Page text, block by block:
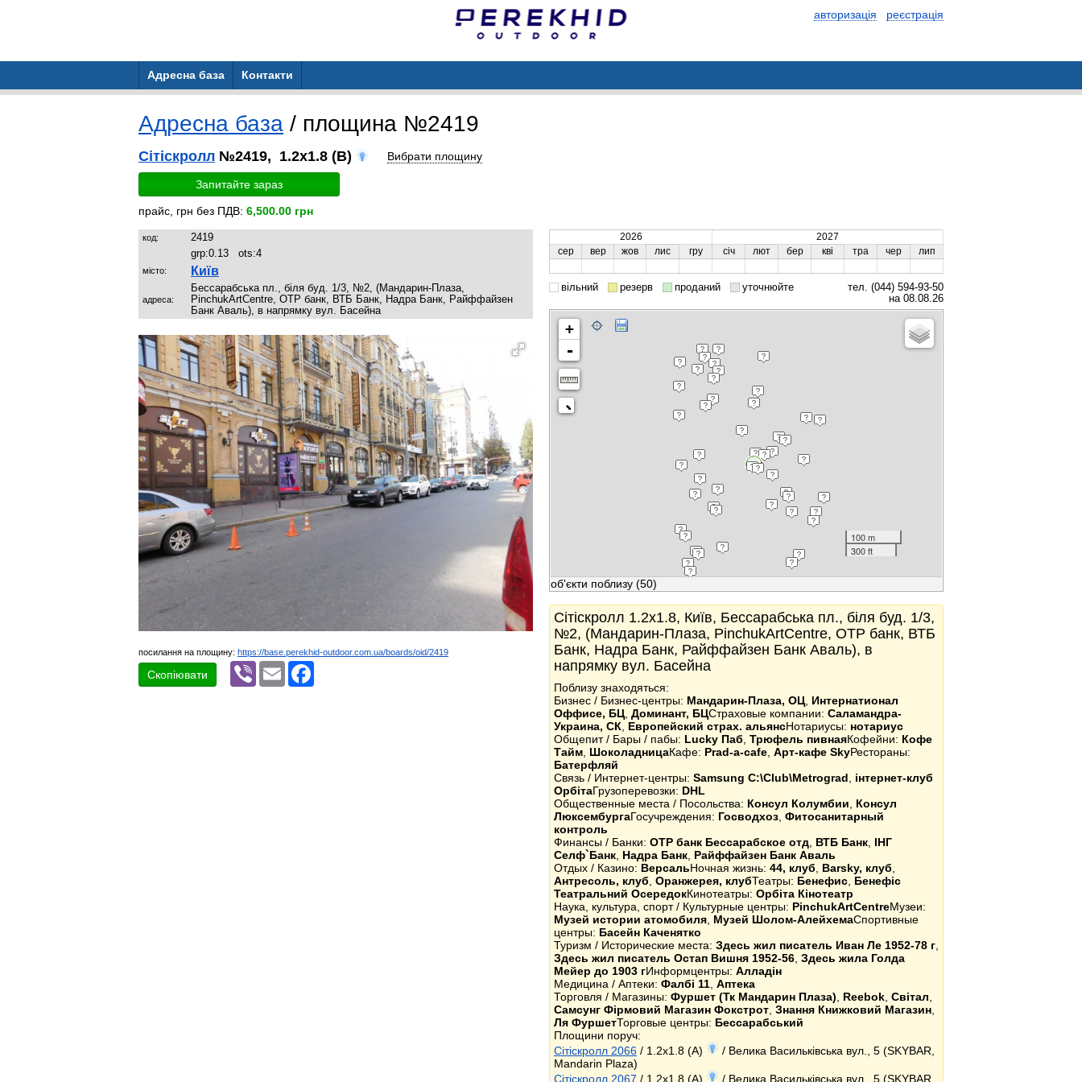
авторизація реєстрація
Адресна база Контакти
Адресна база / площина №2419
Сітіскролл №2419, 1.2x1.8 (B) Вибрати площину
Запитайте зараз
прайс, грн без ПДВ: 6,500.00 грн
код:
2419
grp:0.13 ots:4
місто: Київ
адреса:
Бессарабська пл., біля буд. 1/3, №2, (Мандарин-Плаза,
PinchukArtCentre, OTP банк, ВТБ Банк, Надра Банк, Райффайзен
Банк Аваль), в напрямку вул. Басейна
посилання на площину: https://base.perekhid-outdoor.com.ua/boards/oid/2419
Скопіювати
Viber Email
2026
2027
сер
вер жов лис гру січ лют бер кві тра чер лип
вільний резерв проданий уточнюйте
тел. (044) 594-93-50
на 08.08.26
+
-
100 m
300 ft
об'єкти поблизу (50)
Сітіскролл 1.2x1.8, Київ, Бессарабська пл., біля буд. 1/3,
№2, (Мандарин-Плаза, PinchukArtCentre, OTP банк, ВТБ
Банк, Надра Банк, Райффайзен Банк Аваль), в
напрямку вул. Басейна
Поблизу знаходяться:
Бизнес / Бизнес-центры: Мандарин-Плаза, ОЦ Интернатионал
Оффиcе, БЦ Доминант, БЦСтраховые компании: Саламандра-
Украина, СК
Европейский страх. альянсНотариусы: нотариус
Общепит / Бары / пабы: Lucky Паб Трюфель пивнаяКофейни: Кофе
Тайм ШоколадницаКафе: Prad-a-cafe Арт-кафе SkyРестораны:
Батерфляй
Связь / Интернет-центры: Samsung C:\Club\Metrograd
інтернет-клуб
ОрбітаГрузоперевозки: DHL
Общественные места / Посольства: Консул Колумбии
Консул
ЛюксембургаГосучреждения: Госводхоз Фитосанитарный
контроль
Финансы / Банки: OTP банк Бессарабское отд ВТБ Банк ІНГ
Селф`Банк Надра Банк Райффайзен Банк Аваль
Отдых / Казино: ВерсальНочная жизнь: 44, клуб Barsky, клуб
Антресоль, клуб Оранжерея, клубТеатры: Бенефис Бенефіс
Театральний ОсередокКинотеатры: Орбіта Кінотеатр
Наука, культура, спорт / Культурные центры: PinchukArtCentreМузеи:
Музей истории атомобиля Музей Шолом-АлейхемаСпортивные
центры: Басейн Каченятко
Туризм / Исторические места: Здесь жил писатель Иван Ле 1952-78 г
Здесь жил писатель Остап Вишня 1952-56 Здесь жила Голда
Мейер до 1903 гИнформцентры: Алладін
Медицина / Аптеки: Фалбі 11 Аптека
Торговля / Магазины: Фуршет (Тк Мандарин Плаза) Reebok Світал
Самсунг Фірмовий Магазин Фокстрот Знання Книжковий Магазин
Ля ФуршетТорговые центры: Бессарабський
Площини поруч:
Сітіскролл 2066 / 1.2x1.8 (A)
/ Велика Васильківська вул., 5 (SKYBAR,
Mandarin Plaza)
Сітіскролл 2067 / 1.2x1.8 (A) / Велика Васильківська вул., 5 (SKYBAR,